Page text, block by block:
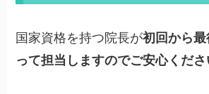
国家資格を持つ院長が初回から
って担当しますのでご安心くださ